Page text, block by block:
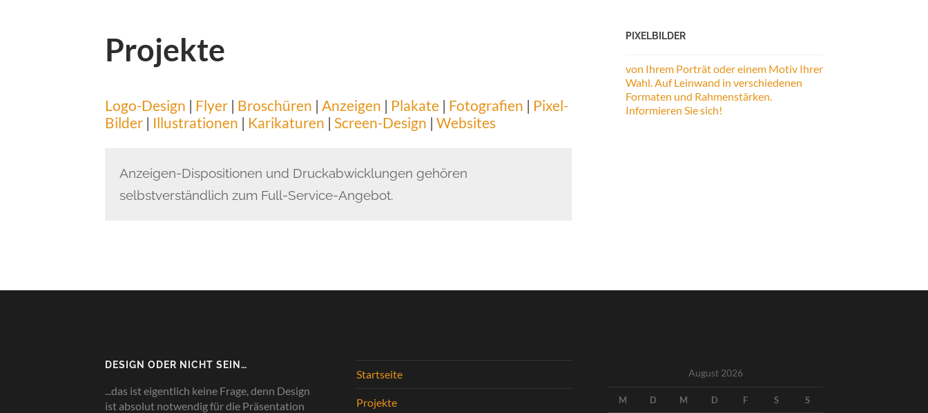
Projekte
Logo-Design | Flyer | Broschüren | Anzeigen | Plakate | Fotografien | Pixel-
Bilder | Illustrationen | Karikaturen | Screen-Design | Websites
Anzeigen-Dispositionen und Druckabwicklungen gehören
selbstverständlich zum Full-Service-Angebot.
PIXELBILDER
von Ihrem Porträt oder einem Motiv Ihrer
Wahl. Auf Leinwand in verschiedenen
Formaten und Rahmenstärken.
Informieren Sie sich!
DESIGN ODER NICHT SEIN…
...das ist eigentlich keine Frage, denn Design
ist absolut notwendig für die Präsentation
Startseite
Projekte
August 2026
M D M D F S S